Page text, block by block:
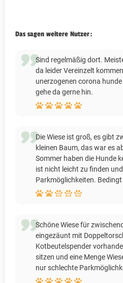
Das sagen weitere Nutzer:
Sind regelmäßig dort.
da leider Vereinzelt
unerzogenen corona
gehe da gerne hin.
Die Wiese ist groß, es gibt
kleinen Baum, das war es
Sommer haben die Hunde
ist nicht leicht zu finden
Parkmöglichkeiten.
Schöne Wiese für
eingezäunt mit
Kotbeutelspender
sitzen und eine Menge
nur schlechte